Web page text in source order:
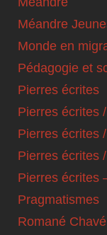
Méandre
Monde en
Pédagogie et
Pierres écrites
Pierres écrites
Pierres écrites
Pierres écrites
Pierres écrites
Pragmatismes
Romané Chavé